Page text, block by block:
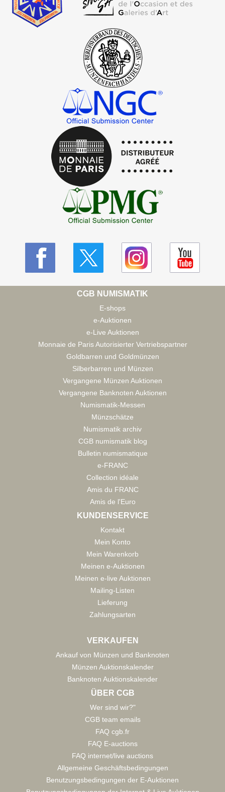
CGB NUMISMATIK
E-shops
e-Auktionen
e-Live Auktionen
Monnaie de Paris Autorisierter Vertriebspartner
Goldbarren und Goldmünzen
Silberbarren und Münzen
Vergangene Münzen Auktionen
Vergangene Banknoten Auktionen
Numismatik-Messen
Münzschätze
Numismatik archiv
CGB numismatik blog
Bulletin numismatique
e-FRANC
Collection idéale
Amis du FRANC
Amis de l'Euro
KUNDENSERVICE
Kontakt
Mein Konto
Mein Warenkorb
Meinen e-Auktionen
Meinen e-live Auktionen
Mailing-Listen
Lieferung
Zahlungsarten
VERKAUFEN
Ankauf von Münzen und Banknoten
Münzen Auktionskalender
Banknoten Auktionskalender
ÜBER CGB
Wer sind wir?"
CGB team emails
FAQ cgb.fr
FAQ E-auctions
FAQ internet/live auctions
Allgemeine Geschäftsbedingungen
Benutzungsbedingungen der E-Auktionen